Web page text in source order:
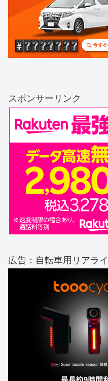
スポンサーリンク
広告：自転車用リアラ